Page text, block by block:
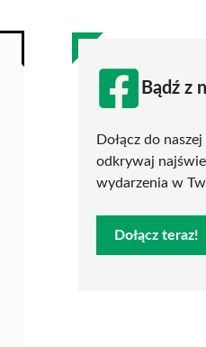
Bądź z
Dołącz do
odkrywaj
wydarzenia w
Dołącz teraz!